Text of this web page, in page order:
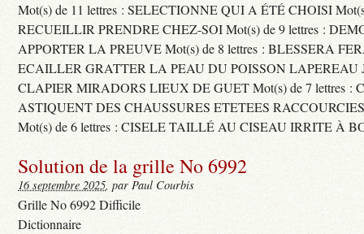
Mot(s) de 11 lettres : SELECTIONNE QUI A ÉTÉ CHOISI
RECUEILLIR PRENDRE CHEZ-SOI Mot(s) de 9 lettres :
APPORTER LA PREUVE Mot(s) de 8 lettres : BLESSERA
ECAILLER GRATTER LA PEAU DU POISSON LAPEREAU
CLAPIER MIRADORS LIEUX DE GUET Mot(s) de 7 lettres :
ASTIQUENT DES CHAUSSURES ETETEES
Mot(s) de 6 lettres : CISELE TAILLÉ AU CISEAU IRRITE À
Solution de la grille No 6992
16 septembre 2025, par Paul Courbis
Grille No 6992 Difficile
Dictionnaire